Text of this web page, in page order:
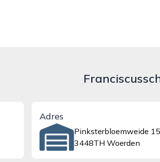
Adres
Pinksterbloemweide 15
3448TH Woerden